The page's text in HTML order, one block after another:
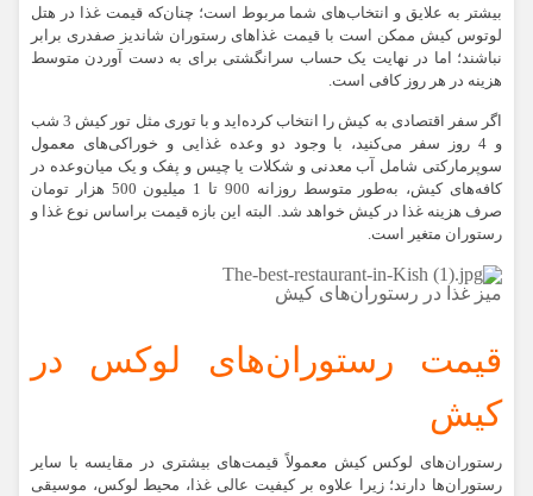
بیشتر به علایق و انتخاب‌های شما مربوط است؛ چنان‌که قیمت غذا در هتل
لوتوس کیش ممکن است با قیمت غذاهای رستوران شاندیز صفدری برابر
نباشند؛ اما در نهایت یک حساب سرانگشتی برای به دست آوردن متوسط
هزینه در هر روز کافی است.
اگر سفر اقتصادی به کیش را انتخاب کرده‌اید و با توری مثل تور کیش 3 شب
و 4 روز سفر می‌کنید، با وجود دو وعده غذایی و خوراکی‌های معمول
سوپرمارکتی شامل آب معدنی و شکلات یا چیس و پفک و یک میان‌وعده در
کافه‌های کیش، به‌طور متوسط روزانه 900 تا 1 میلیون 500 هزار تومان
صرف هزینه غذا در کیش خواهد شد. البته این بازه قیمت براساس نوع غذا و
رستوران متغیر است.
میز غذا در رستوران‌های کیش
قیمت رستوران‌های لوکس در
کیش
رستوران‌های لوکس کیش معمولاً قیمت‌های بیشتری در مقایسه با سایر
رستوران‌ها دارند؛ زیرا علاوه بر کیفیت عالی غذا، محیط لوکس، موسیقی